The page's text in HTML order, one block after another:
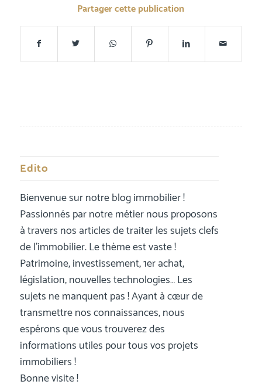
Partager cette publication
Edito
Bienvenue sur notre blog immobilier !
Passionnés par notre métier nous proposons
à travers nos articles de traiter les sujets clefs
de l’immobilier. Le thème est vaste !
Patrimoine, investissement, 1er achat,
législation, nouvelles technologies… Les
sujets ne manquent pas ! Ayant à cœur de
transmettre nos connaissances, nous
espérons que vous trouverez des
informations utiles pour tous vos projets
immobiliers !
Bonne visite !